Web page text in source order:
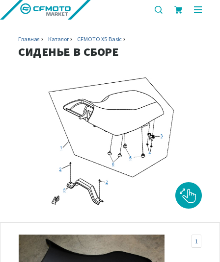
показать
Главная Каталог CFMOTO X5 Basic
СИДЕНЬЕ В СБОРЕ
1